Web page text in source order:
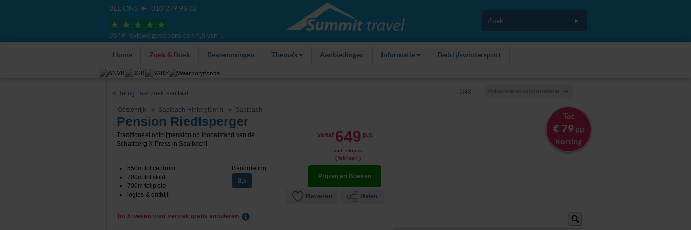
BEL ONS 010 279 96 32
3649 reviews geven ons een 4,8 van 5
Home Zoek & Boek Bestemmingen Thema's Aanbiedingen Informatie Bedrijfswintersport
<Terug naar zoekresultaat 1/48
Oostenrijk Saalbach-Hinterglemm Saalbach
Pension Riedlsperger
Traditioneel ontbijtpension op loopafstand van de
Schattberg X-Press in Saalbach!
vanaf 649 p.p.
incl. skipas
( februari )
550m tot centrum
700m tot skilift
700m tot piste
logies & ontbijt
Prijzen en Boeken
Bewaren Delen
Beoordeling:
8,5
Tot 8 weken voor vertrek gratis annuleren
Tot
€ 79 pp
korting